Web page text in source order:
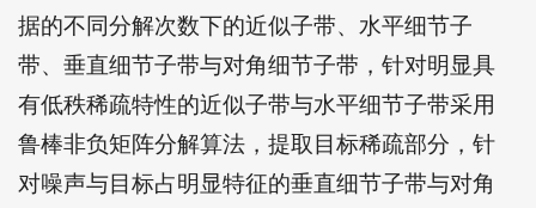
据的不同分解次数下的近似子带、水平细节子
带、垂直细节子带与对角细节子带，针对明显具
有低秩稀疏特性的近似子带与水平细节子带采用
鲁棒非负矩阵分解算法，提取目标稀疏部分，针
对噪声与目标占明显特征的垂直细节子带与对角